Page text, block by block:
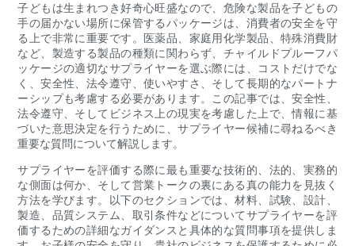
子どもは生まれつき好奇心旺盛なので、危険な製品を子どもの
手の届かない場所に保管するパッケージは、消費者の安全を守
る上で非常に重要です。医薬品、家庭用化学製品、特殊消費財
など、製造する製品の種類に関わらず、チャイルドプルーフパ
ッケージの適切なサプライヤーを選ぶ際には、コストだけでな
く、安全性、法令遵守、使いやすさ、そして長期的なパートナ
ーシップも考慮する必要があります。この記事では、安全性、
法令遵守、そしてビジネス上の現実を考慮した上で、情報に基
づいた意思決定を行うために、サプライヤー候補に尋ねるべき
重要な質問について解説します。
サプライヤーを評価する際に最も重要な技術的、法的、実務的
な側面は何か、そして営業トークの裏にある真の能力を見抜く
方法を学びます。以下のセクションでは、材料、試験、設計、
製造、品質システム、取引条件などについてサプライヤーを評
価するための詳細なガイダンスと具体的な質問事項を提供しま